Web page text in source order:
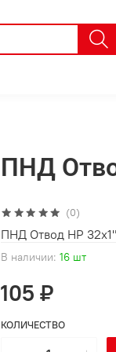
(0)
В наличии: 16 шт
ПНД
105 ₽
КОЛИЧЕСТВО
ПНД Отвод НР 32х1"